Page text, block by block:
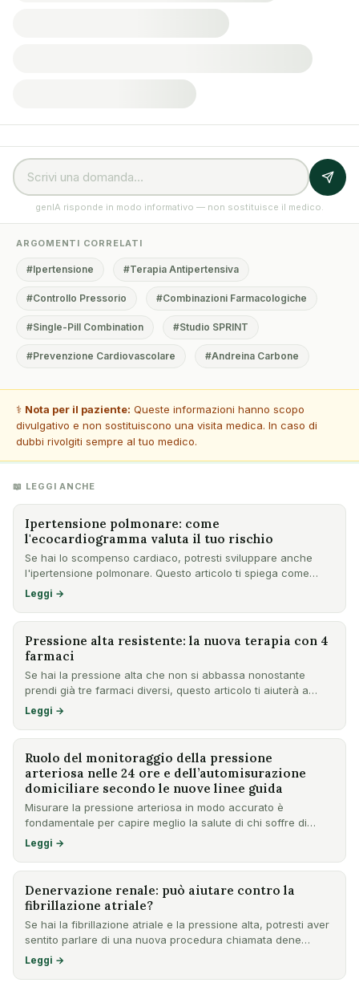
genIA risponde in modo informativo — non sostituisce il medico.
ARGOMENTI CORRELATI
#Ipertensione #Terapia Antipertensiva
#Controllo Pressorio #Combinazioni Farmacologiche
#Single-Pill Combination #Studio SPRINT
#Prevenzione Cardiovascolare #Andreina Carbone
⚕️ Nota per il paziente: Queste informazioni hanno scopo
divulgativo e non sostituiscono una visita medica. In caso di
dubbi rivolgiti sempre al tuo medico.
📖 LEGGI ANCHE
Ipertensione polmonare: come
l'ecocardiogramma valuta il tuo rischio
Se hai lo scompenso cardiaco, potresti sviluppare anche
l'ipertensione polmonare. Questo articolo ti spiega come
l'ecoc…
Leggi →
Pressione alta resistente: la nuova terapia con 4
farmaci
Se hai la pressione alta che non si abbassa nonostante
prendi già tre farmaci diversi, questo articolo ti aiuterà a
cap…
Leggi →
Ruolo del monitoraggio della pressione
arteriosa nelle 24 ore e dell’automisurazione
domiciliare secondo le nuove linee guida
Misurare la pressione arteriosa in modo accurato è
fondamentale per capire meglio la salute di chi soffre di
ipertensio…
Leggi →
Denervazione renale: può aiutare contro la
fibrillazione atriale?
Se hai la fibrillazione atriale e la pressione alta, potresti aver
sentito parlare di una nuova procedura chiamata dene…
Leggi →